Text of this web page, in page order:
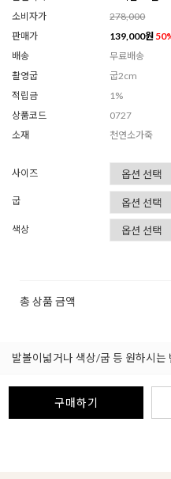
소비자가
278,000
판매가
139,000원 50
배송
무료배송
촬영굽
굽2cm
적립금
1%
상품코드
0727
소재
천연소가죽
사이즈
굽
색상
총 상품 금액
발볼이넓거나 색상/굽 등 원하시
구매하기